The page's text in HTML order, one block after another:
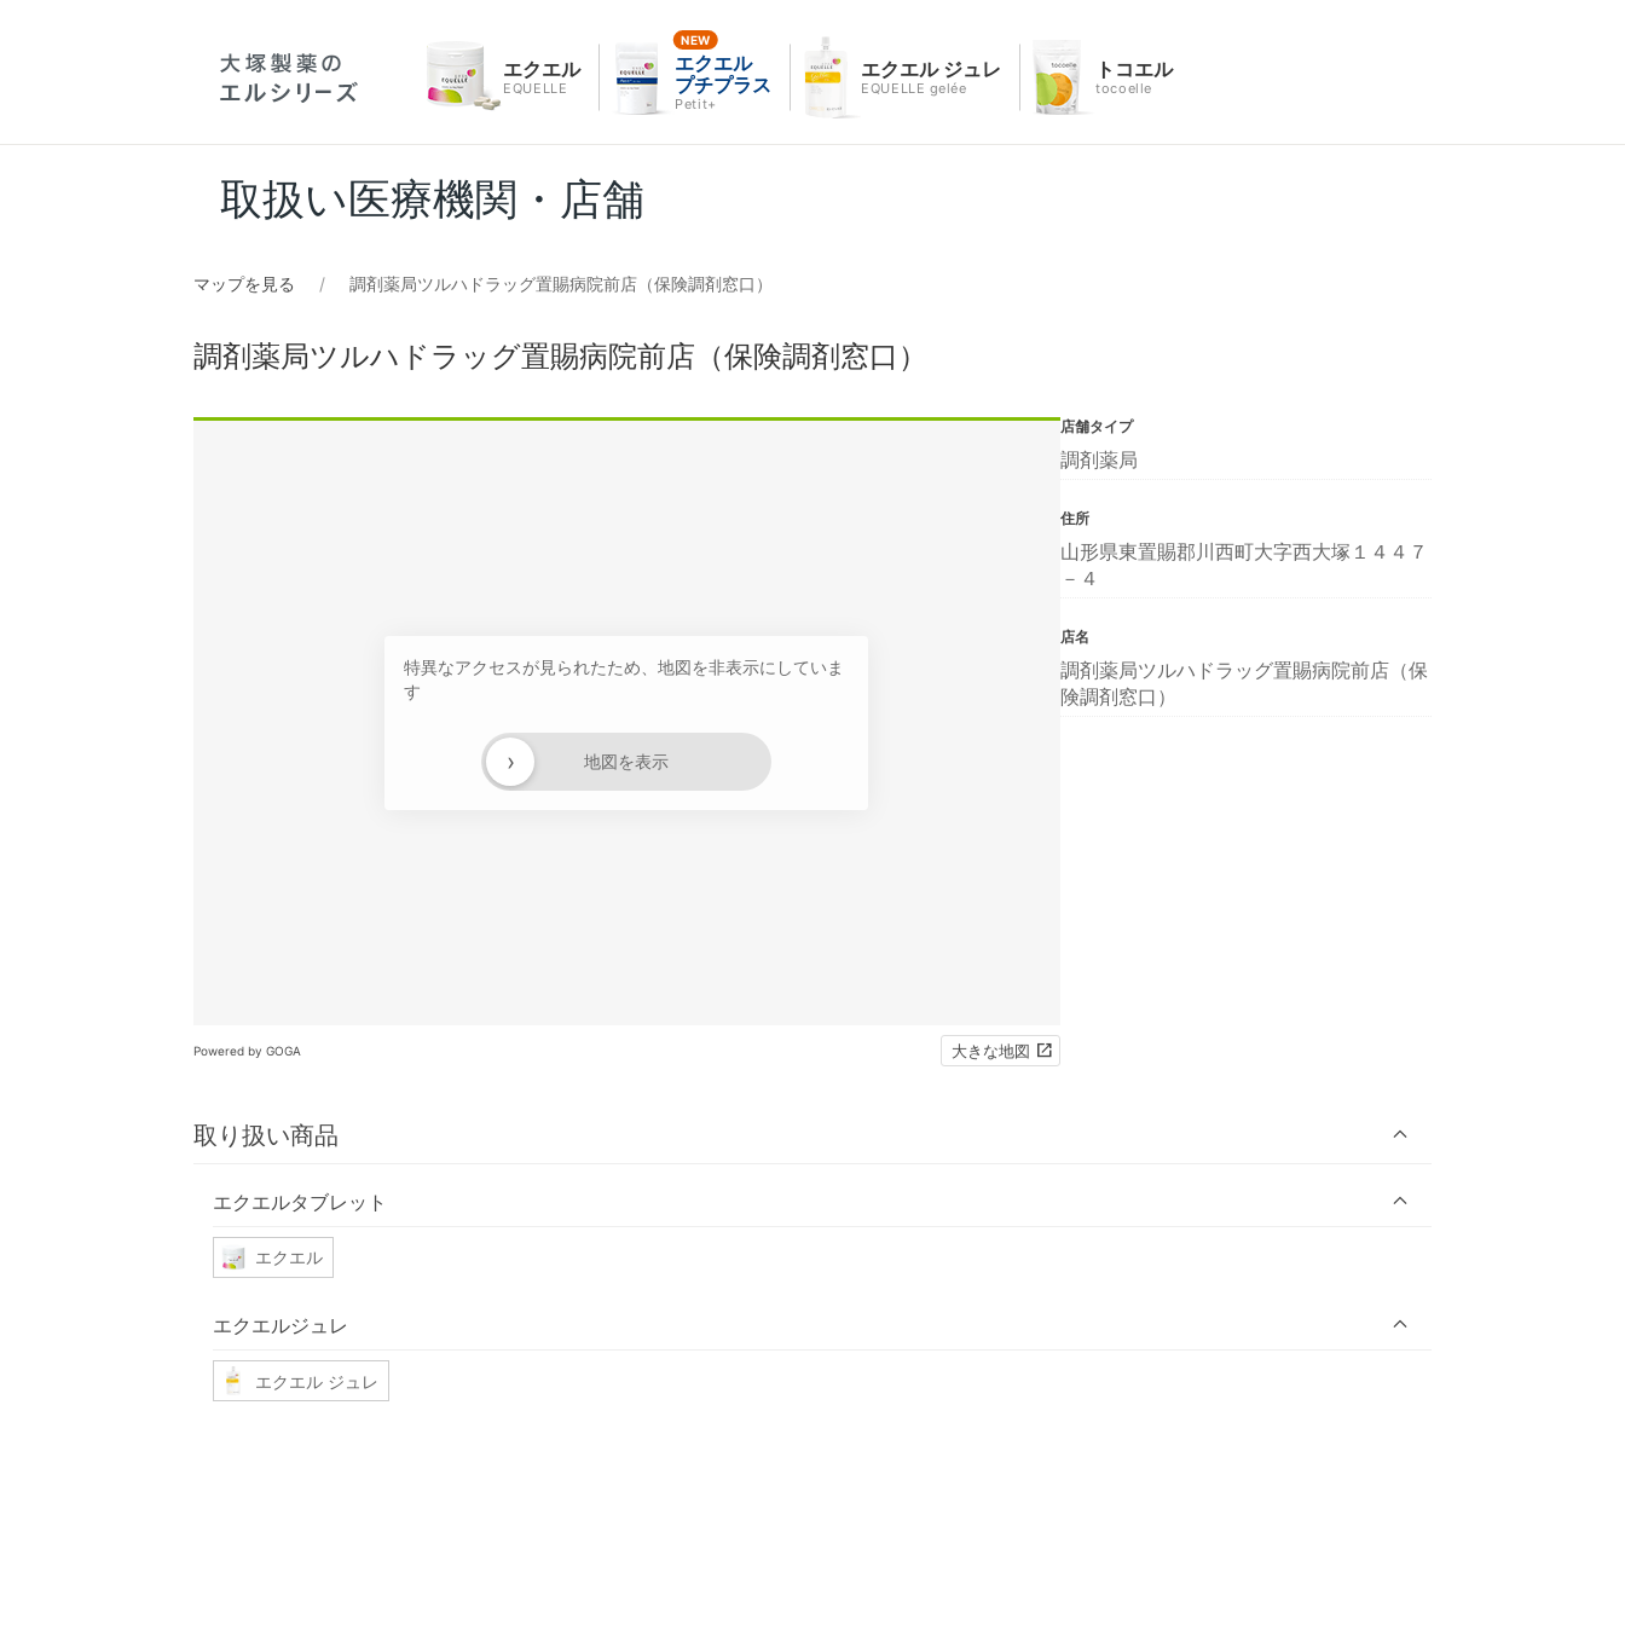
エクエル
EQUELLE
エクエル
プチプラス
Petit+
エクエル ジュレ
EQUELLE gelée
トコエル
tocoelle
取扱い医療機関・店舗
マップを見る 調剤薬局ツルハドラッグ置賜病院前店（保険調剤窓口）
調剤薬局ツルハドラッグ置賜病院前店（保険調剤窓口）
特異なアクセスが見られたため、地図を非表示にしていま
す
地図を表示
›
Powered by GOGA 大きな地図
取り扱い商品
エクエルタブレット
エクエル
エクエルジュレ
エクエル ジュレ
店舗タイプ
調剤薬局
住所
山形県東置賜郡川西町大字西大塚１４４７
－４
店名
調剤薬局ツルハドラッグ置賜病院前店（保
険調剤窓口）